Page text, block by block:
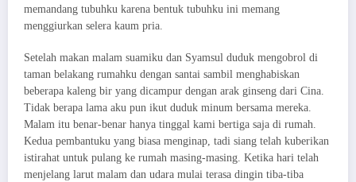
memandang tubuhku karena bentuk tubuhku ini memang
menggiurkan selera kaum pria.
Setelah makan malam suamiku dan Syamsul duduk mengobrol di
taman belakang rumahku dengan santai sambil menghabiskan
beberapa kaleng bir yang dicampur dengan arak ginseng dari Cina.
Tidak berapa lama aku pun ikut duduk minum bersama mereka.
Malam itu benar-benar hanya tinggal kami bertiga saja di rumah.
Kedua pembantuku yang biasa menginap, tadi siang telah kuberikan
istirahat untuk pulang ke rumah masing-masing. Ketika hari telah
menjelang larut malam dan udara mulai terasa dingin tiba-tiba